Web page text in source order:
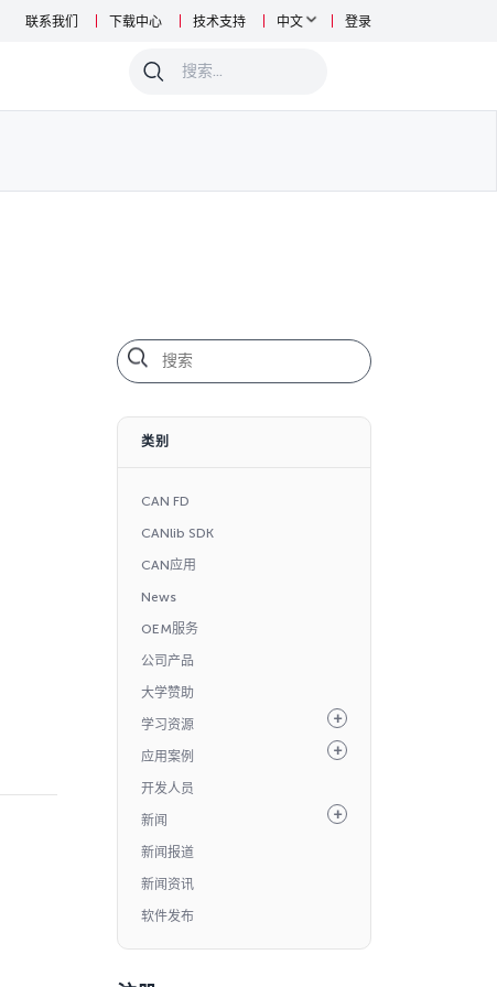
联系我们 下载中心 技术支持 中文 登录
0
类别
CAN FD
CANlib SDK
CAN应用
News
OEM服务
公司产品
大学赞助
学习资源
应用案例
开发人员
新闻
新闻报道
新闻资讯
软件发布